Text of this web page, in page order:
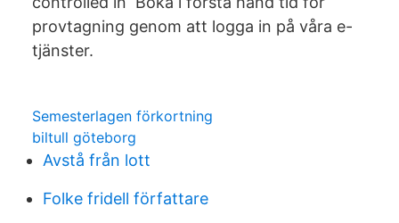
provtagning genom att logga in på våra e-
tjänster.
Semesterlagen förkortning
biltull göteborg
Avstå från lott
Folke fridell författare